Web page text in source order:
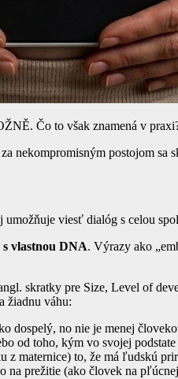
Čo to však znamená v
nekompromisným postojom sa
viesť dialóg s celou
vlastnou DNA. Výrazy ako
skratky pre Size, Level of
žiadnu váhu:
dospelý, no nie je menej
od toho, kým vo svojej podstate
z maternice) to, že má ľudskú
na prežitie (ako človek na